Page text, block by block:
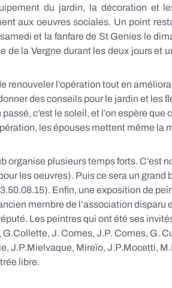
du jardin, la décoration et
aux oeuvres sociales. Un point
et la fanfare de St Genies le
de la Vergne durant les deux jours et
renouveler l’opération tout en
des conseils pour le jardin et les
c’est le soleil, et l’on espère
les épouses mettent même la
organise plusieurs temps forts. C’est
les oeuvres). Puis ce sera un
Enfin, une exposition de
membre de l’association disparu
Les peintres qui ont été ses
J. Comes, J.P. Comes, G.
J.P.Mielvaque, Mireïo, J.P.Mocetti,
libre.